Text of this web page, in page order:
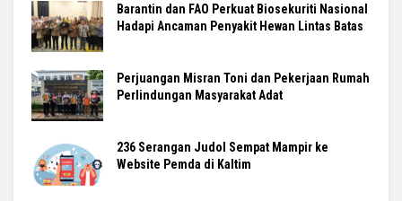
Barantin dan FAO Perkuat Biosekuriti Nasional
Hadapi Ancaman Penyakit Hewan Lintas Batas
Perjuangan Misran Toni dan Pekerjaan Rumah
Perlindungan Masyarakat Adat
236 Serangan Judol Sempat Mampir ke
Website Pemda di Kaltim